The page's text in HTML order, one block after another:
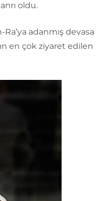
oldu.
adanmış devasa
en çok ziyaret edilen